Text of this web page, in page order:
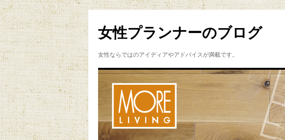
女性プランナーのブログ
女性ならではのアイディアやアドバイスが満載です。